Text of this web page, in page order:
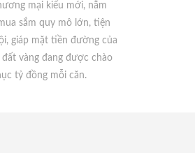
mại kiểu mới, nằm
sắm quy mô lớn, tiện
giáp mặt tiền đường của
vàng đang được chào
tỷ đồng mỗi căn.